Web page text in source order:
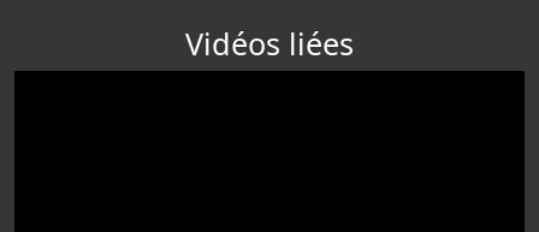
Vidéos liées